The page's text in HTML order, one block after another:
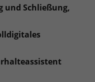
und Schließung,